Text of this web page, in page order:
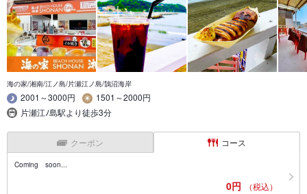
海の家/湘南/江ノ島/片瀬江ノ島/鵠沼海岸
2001～3000円
1501～2000円
片瀬江ﾉ島駅より徒歩3分
クーポン コース
Coming soon...
0円 （税込）